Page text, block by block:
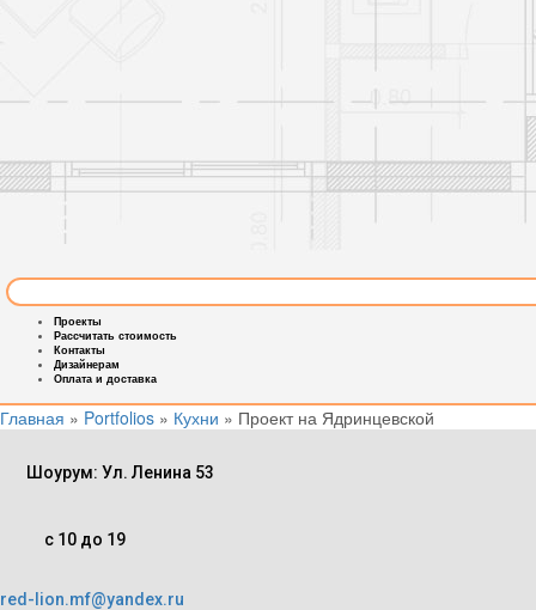
Проекты
Рассчитать стоимость
Контакты
Дизайнерам
Оплата и доставка
Главная » Portfolios » Кухни » Проект на Ядринцевской
Шоурум: Ул. Ленина 53
с 10 до 19
red-lion.mf@yandex.ru